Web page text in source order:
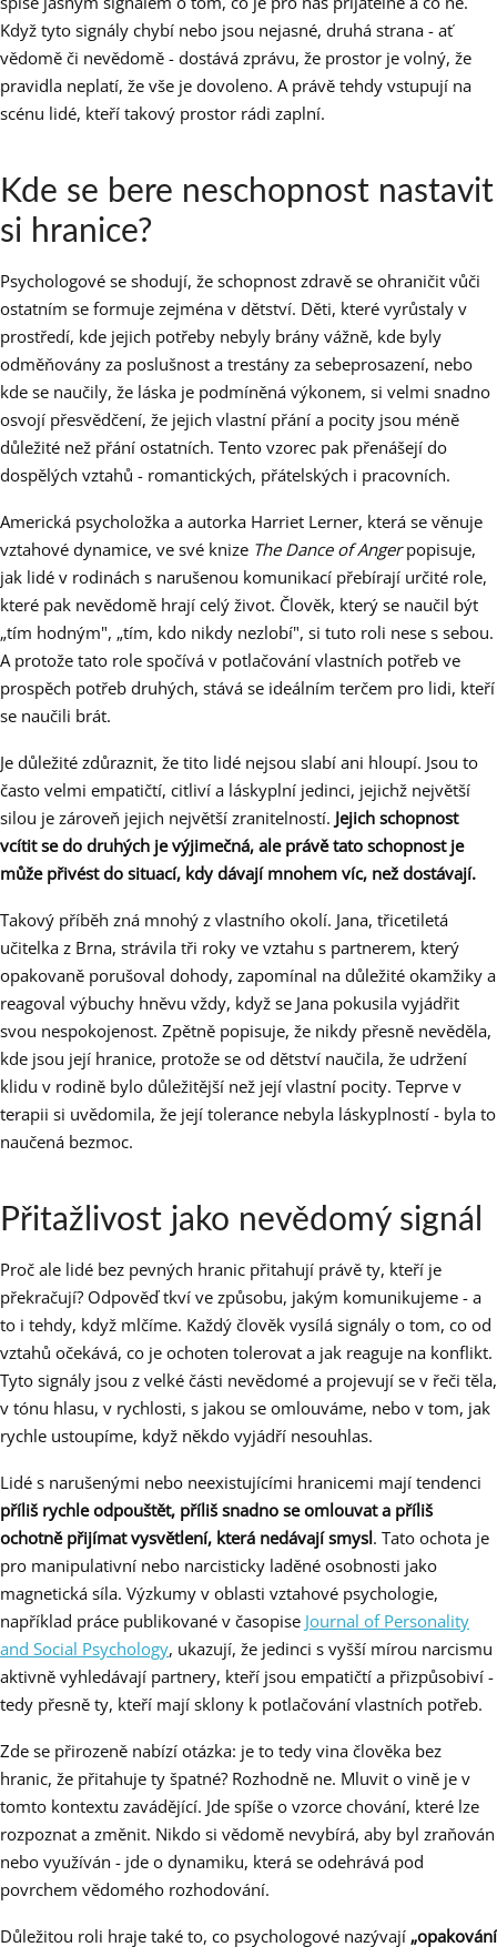
Když tyto signály chybí nebo jsou nejasné, druhá strana - ať
vědomě či nevědomě - dostává zprávu, že prostor je volný, že
pravidla neplatí, že vše je dovoleno. A právě tehdy vstupují na
scénu lidé, kteří takový prostor rádi zaplní.
Kde se bere neschopnost nastavit
si hranice?
Psychologové se shodují, že schopnost zdravě se ohraničit vůči
ostatním se formuje zejména v dětství. Děti, které vyrůstaly v
prostředí, kde jejich potřeby nebyly brány vážně, kde byly
odměňovány za poslušnost a trestány za sebeprosazení, nebo
kde se naučily, že láska je podmíněná výkonem, si velmi snadno
osvojí přesvědčení, že jejich vlastní přání a pocity jsou méně
důležité než přání ostatních. Tento vzorec pak přenášejí do
dospělých vztahů - romantických, přátelských i pracovních.
Americká psycholožka a autorka Harriet Lerner, která se věnuje
vztahové dynamice, ve své knize The Dance of Angerpopisuje,
jak lidé v rodinách s narušenou komunikací přebírají určité role,
které pak nevědomě hrají celý život. Člověk, který se naučil být
„tím hodným", „tím, kdo nikdy nezlobí", si tuto roli nese s sebou.
A protože tato role spočívá v potlačování vlastních potřeb ve
prospěch potřeb druhých, stává se ideálním terčem pro lidi, kteří
se naučili brát.
Je důležité zdůraznit, že tito lidé nejsou slabí ani hloupí. Jsou to
často velmi empatičtí, citliví a láskyplní jedinci, jejichž největší
silou je zároveň jejich největší zranitelností. Jejich schopnost
vcítit se do druhých je výjimečná, ale právě tato schopnost je
může přivést do situací, kdy dávají mnohem víc, než dostávají.
Takový příběh zná mnohý z vlastního okolí. Jana, třicetiletá
učitelka z Brna, strávila tři roky ve vztahu s partnerem, který
opakovaně porušoval dohody, zapomínal na důležité okamžiky a
reagoval výbuchy hněvu vždy, když se Jana pokusila vyjádřit
svou nespokojenost. Zpětně popisuje, že nikdy přesně nevěděla,
kde jsou její hranice, protože se od dětství naučila, že udržení
klidu v rodině bylo důležitější než její vlastní pocity. Teprve v
terapii si uvědomila, že její tolerance nebyla láskyplností - byla to
naučená bezmoc.
Přitažlivost jako nevědomý signál
Proč ale lidé bez pevných hranic přitahují právě ty, kteří je
překračují? Odpověď tkví ve způsobu, jakým komunikujeme - a
to i tehdy, když mlčíme. Každý člověk vysílá signály o tom, co od
vztahů očekává, co je ochoten tolerovat a jak reaguje na konflikt.
Tyto signály jsou z velké části nevědomé a projevují se v řeči těla,
v tónu hlasu, v rychlosti, s jakou se omlouváme, nebo v tom, jak
rychle ustoupíme, když někdo vyjádří nesouhlas.
Lidé s narušenými nebo neexistujícími hranicemi mají tendenci
příliš rychle odpouštět, příliš snadno se omlouvat a příliš
ochotně přijímat vysvětlení, která nedávají smysl. Tato ochota je
pro manipulativní nebo narcisticky laděné osobnosti jako
magnetická síla. Výzkumy v oblasti vztahové psychologie,
například práce publikované v časopise Journal of Personality
and Social Psychology, ukazují, že jedinci s vyšší mírou narcismu
aktivně vyhledávají partnery, kteří jsou empatičtí a přizpůsobiví -
tedy přesně ty, kteří mají sklony k potlačování vlastních potřeb.
Zde se přirozeně nabízí otázka: je to tedy vina člověka bez
hranic, že přitahuje ty špatné? Rozhodně ne. Mluvit o vině je v
tomto kontextu zavádějící. Jde spíše o vzorce chování, které lze
rozpoznat a změnit. Nikdo si vědomě nevybírá, aby byl zraňován
nebo využíván - jde o dynamiku, která se odehrává pod
povrchem vědomého rozhodování.
Důležitou roli hraje také to, co psychologové nazývají „opakování